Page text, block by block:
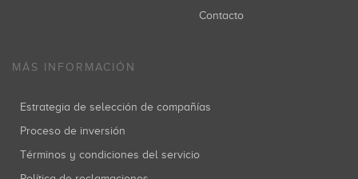
Contacto
MÁS INFORMACIÓN
Estrategia de selección de compañías
Proceso de inversión
Términos y condiciones del servicio